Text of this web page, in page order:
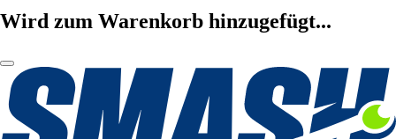
Wird zum Warenkorb hinzugefügt...